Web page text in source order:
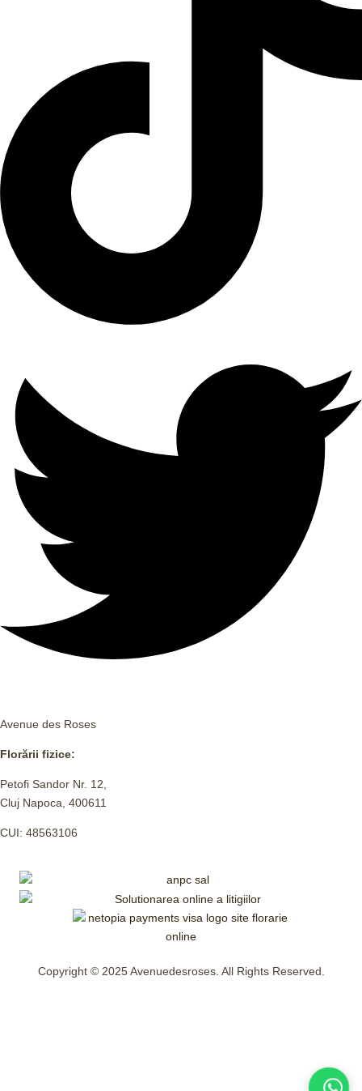
Avenue des Roses
Florării fizice:
Petofi Sandor Nr. 12,
Cluj Napoca, 400611
CUI: 48563106
Copyright © 2025 Avenuedesroses. All Rights Reserved.